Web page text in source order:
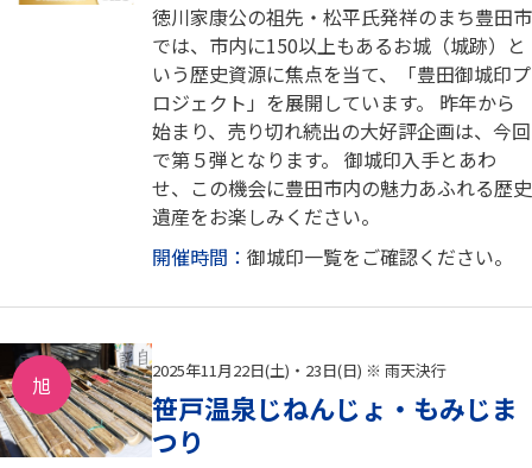
徳川家康公の祖先・松平氏発祥のまち豊田市
では、市内に150以上もあるお城（城跡）と
いう歴史資源に焦点を当て、「豊田御城印プ
ロジェクト」を展開しています。 昨年から
始まり、売り切れ続出の大好評企画は、今回
で第５弾となります。 御城印入手とあわ
せ、この機会に豊田市内の魅力あふれる歴史
遺産をお楽しみください。
開催時間： 御城印一覧をご確認ください。
旭
2025年11月22日(土)・23日(日) ※ 雨天決行
笹戸温泉じねんじょ・もみじま
つり